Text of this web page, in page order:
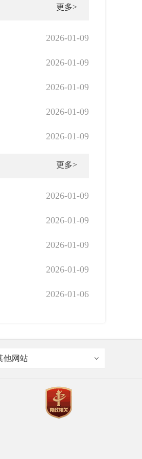
更多>
2026-01-09
2026-01-09
2026-01-09
2026-01-09
2026-01-09
更多>
2026-01-09
2026-01-09
2026-01-09
2026-01-09
2026-01-06
他网站